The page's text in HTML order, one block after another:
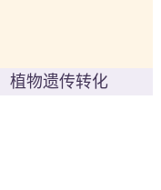
植物遗传转化